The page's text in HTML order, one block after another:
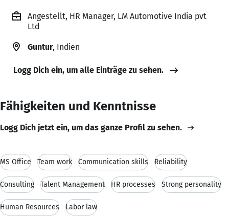
Angestellt, HR Manager, LM Automotive India pvt
Ltd
Guntur, Indien
Logg Dich ein, um alle Einträge zu sehen.
Fähigkeiten und Kenntnisse
Logg Dich jetzt ein, um das ganze Profil zu sehen.
MS Office Team work Communication skills Reliability
Consulting Talent Management HR processes Strong personality
Human Resources Labor law